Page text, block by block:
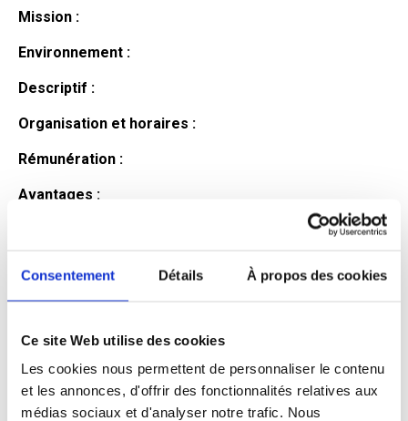
Consentement Détails À propos des cookies
Ce site Web utilise des cookies
Les cookies nous permettent de personnaliser le contenu
et les annonces, d'offrir des fonctionnalités relatives aux
médias sociaux et d'analyser notre trafic. Nous
Mission :
Environnement :
Descriptif :
Organisation et horaires :
Rémunération :
Avantages :
Profil du
candidat
Qualifications et diplômes :
Profil recherché :